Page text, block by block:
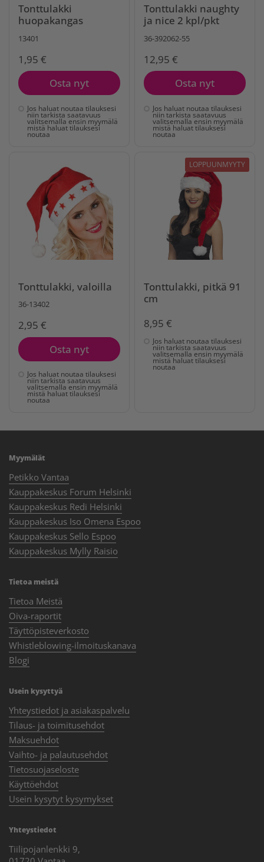
Tonttulakki
huopakangas
13401
1,95 €
Osta nyt
Jos haluat noutaa tilauksesi
niin tarkista saatavuus
valitsemalla ensin myymälä
mistä haluat tilauksesi
noutaa
Tonttulakki naughty
ja nice 2 kpl/pkt
36-392062-55
12,95 €
Osta nyt
Jos haluat noutaa tilauksesi
niin tarkista saatavuus
valitsemalla ensin myymälä
mistä haluat tilauksesi
noutaa
Tonttulakki, valoilla
36-13402
2,95 €
Osta nyt
Jos haluat noutaa tilauksesi
niin tarkista saatavuus
valitsemalla ensin myymälä
mistä haluat tilauksesi
noutaa
Tonttulakki, pitkä 91
cm
8,95 €
Jos haluat noutaa tilauksesi
niin tarkista saatavuus
valitsemalla ensin myymälä
mistä haluat tilauksesi
noutaa
LOPPUUNMYYTY
Myymälät
Petikko Vantaa
Kauppakeskus Forum Helsinki
Kauppakeskus Redi Helsinki
Kauppakeskus Iso Omena Espoo
Kauppakeskus Sello Espoo
Kauppakeskus Mylly Raisio
Tietoa meistä
Tietoa Meistä
Oiva-raportit
Täyttöpisteverkosto
Whistleblowing-ilmoituskanava
Blogi
Usein kysyttyä
Yhteystiedot ja asiakaspalvelu
Tilaus- ja toimitusehdot
Maksuehdot
Vaihto- ja palautusehdot
Tietosuojaseloste
Käyttöehdot
Usein kysytyt kysymykset
Yhteystiedot
Tiilipojanlenkki 9,